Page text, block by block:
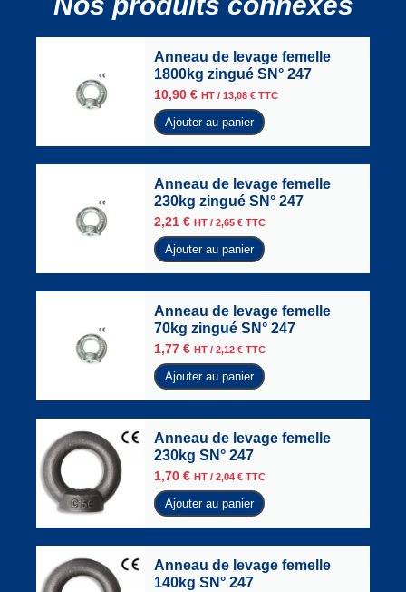
Anneau de levage femelle
1800kg zingué SN° 247
10,90 € HT / 13,08 € TTC
Ajouter au panier
Anneau de levage femelle
230kg zingué SN° 247
2,21 € HT / 2,65 € TTC
Ajouter au panier
Anneau de levage femelle
70kg zingué SN° 247
1,77 € HT / 2,12 € TTC
Ajouter au panier
Anneau de levage femelle
230kg SN° 247
1,70 € HT / 2,04 € TTC
Ajouter au panier
Anneau de levage femelle
140kg SN° 247